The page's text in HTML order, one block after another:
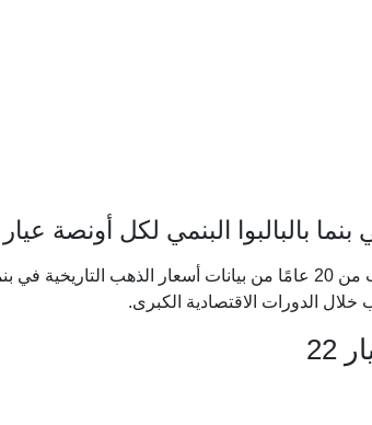
البنمي لكل أونصة عيار 22
يوضح المخطط التفاعلي ما يقرب من 20 عامًا من بيانات أسعار الذهب